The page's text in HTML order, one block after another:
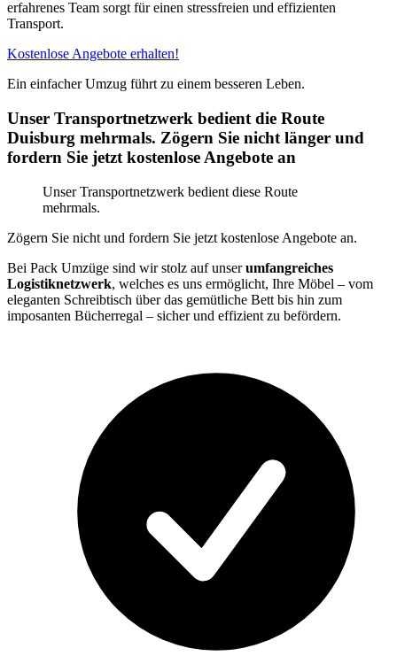
erfahrenes Team sorgt für einen stressfreien und effizienten
Transport.
Kostenlose Angebote erhalten!
Ein einfacher Umzug führt zu einem besseren Leben.
Unser Transportnetzwerk bedient die Route
Duisburg mehrmals. Zögern Sie nicht länger und
fordern Sie jetzt kostenlose Angebote an
Unser Transportnetzwerk bedient diese Route
mehrmals.
Zögern Sie nicht und fordern Sie jetzt kostenlose Angebote an.
Bei Pack Umzüge sind wir stolz auf unserumfangreiches
Logistiknetzwerk, welches es uns ermöglicht, Ihre Möbel – vom
eleganten Schreibtisch über das gemütliche Bett bis hin zum
imposanten Bücherregal – sicher und effizient zu befördern.